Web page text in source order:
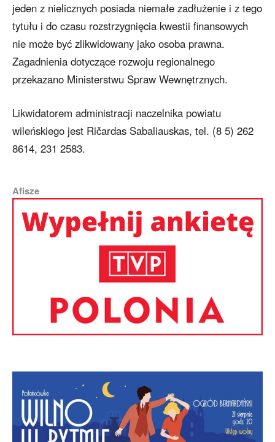
jeden z nielicznych posiada niemałe zadłużenie i z tego
tytułu i do czasu rozstrzygnięcia kwestii finansowych
nie może być zlikwidowany jako osoba prawna.
Zagadnienia dotyczące rozwoju regionalnego
przekazano Ministerstwu Spraw Wewnętrznych.
Likwidatorem administracji naczelnika powiatu
wileńskiego jest Ričardas Sabaliauskas, tel. (8 5) 262
8614, 231 2583.
Afisze